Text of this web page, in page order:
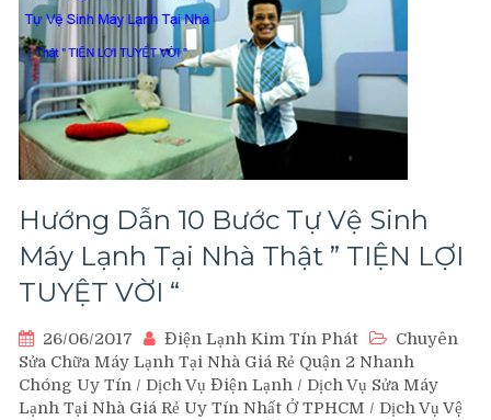
Rẻ
TPHCM
Hướng Dẫn 10 Bước Tự Vệ Sinh
Máy Lạnh Tại Nhà Thật ” TIỆN LỢI
TUYỆT VỜI “
26/06/2017 Điện Lạnh Kim Tín Phát
Chuyên
Sửa Chữa Máy Lạnh Tại Nhà Giá Rẻ Quận 2 Nhanh
Chóng Uy Tín / Dịch Vụ Điện Lạnh / Dịch Vụ Sửa Máy
Lạnh Tại Nhà Giá Rẻ Uy Tín Nhất Ở TPHCM / Dịch Vụ Vệ